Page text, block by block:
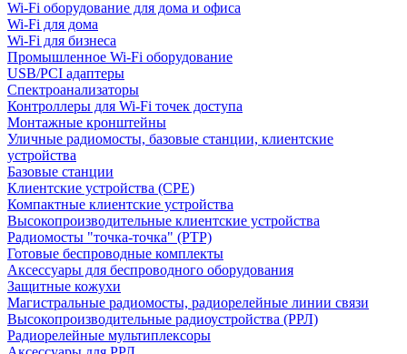
Wi-Fi оборудование для дома и офиса
Wi-Fi для дома
Wi-Fi для бизнеса
Промышленное Wi-Fi оборудование
USB/PCI адаптеры
Cпектроанализаторы
Контроллеры для Wi-Fi точек доступа
Монтажные кронштейны
Уличные радиомосты, базовые станции, клиентские
устройства
Базовые станции
Клиентские устройства (CPE)
Компактные клиентские устройства
Высокопроизводительные клиентские устройства
Радиомосты "точка-точка" (PTP)
Готовые беспроводные комплекты
Аксессуары для беспроводного оборудования
Защитные кожухи
Магистральные радиомосты, радиорелейные линии связи
Высокопроизводительные радиоустройства (РРЛ)
Радиорелейные мультиплексоры